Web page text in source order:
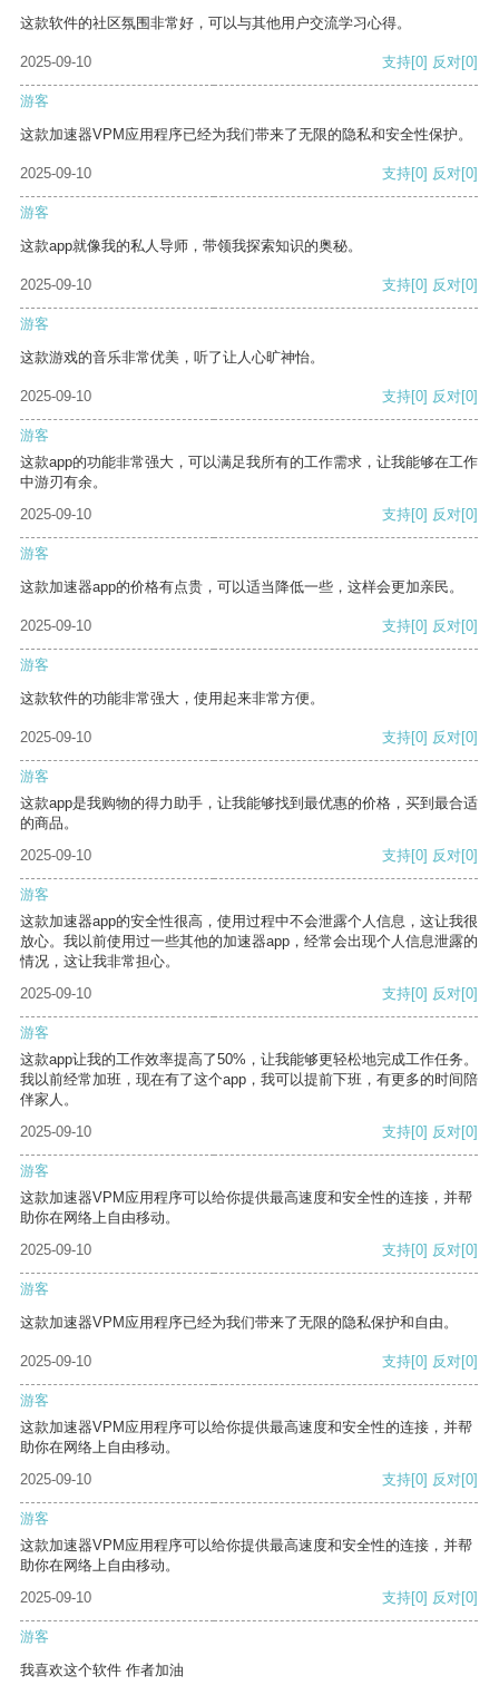
这款软件的社区氛围非常好，可以与其他用户交流学习心得。
2025-09-10 支持[0] 反对[0]
游客
这款加速器VPM应用程序已经为我们带来了无限的隐私和安全性保护。
2025-09-10 支持[0] 反对[0]
游客
这款app就像我的私人导师，带领我探索知识的奥秘。
2025-09-10 支持[0] 反对[0]
游客
这款游戏的音乐非常优美，听了让人心旷神怡。
2025-09-10 支持[0] 反对[0]
游客
这款app的功能非常强大，可以满足我所有的工作需求，让我能够在工作
中游刃有余。
2025-09-10
支持[0] 反对[0]
游客
这款加速器app的价格有点贵，可以适当降低一些，这样会更加亲民。
2025-09-10 支持[0] 反对[0]
游客
这款软件的功能非常强大，使用起来非常方便。
2025-09-10 支持[0] 反对[0]
游客
这款app是我购物的得力助手，让我能够找到最优惠的价格，买到最合适
的商品。
2025-09-10
支持[0] 反对[0]
游客
这款加速器app的安全性很高，使用过程中不会泄露个人信息，这让我很
放心。我以前使用过一些其他的加速器app，经常会出现个人信息泄露的
情况，这让我非常担心。
2025-09-10
支持[0] 反对[0]
游客
这款app让我的工作效率提高了50%，让我能够更轻松地完成工作任务。
我以前经常加班，现在有了这个app，我可以提前下班，有更多的时间陪
伴家人。
2025-09-10
支持[0] 反对[0]
游客
这款加速器VPM应用程序可以给你提供最高速度和安全性的连接，并帮
助你在网络上自由移动。
2025-09-10
支持[0] 反对[0]
游客
这款加速器VPM应用程序已经为我们带来了无限的隐私保护和自由。
2025-09-10 支持[0] 反对[0]
游客
这款加速器VPM应用程序可以给你提供最高速度和安全性的连接，并帮
助你在网络上自由移动。
2025-09-10
支持[0] 反对[0]
游客
这款加速器VPM应用程序可以给你提供最高速度和安全性的连接，并帮
助你在网络上自由移动。
2025-09-10
支持[0] 反对[0]
游客
我喜欢这个软件 作者加油